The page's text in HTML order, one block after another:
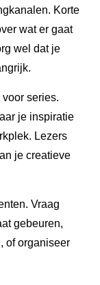
Korte
wat er gaat
wel dat je
series.
je inspiratie
Lezers
je creatieve
Vraag
gebeuren,
of organiseer